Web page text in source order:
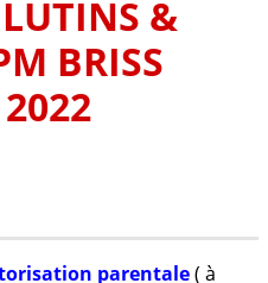
&
BRISS
parentale( à